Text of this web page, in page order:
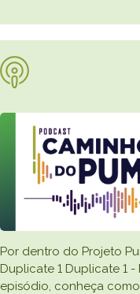
Por dentro do Projeto
Duplicate 1 Duplicate 1 -
episódio, conheça